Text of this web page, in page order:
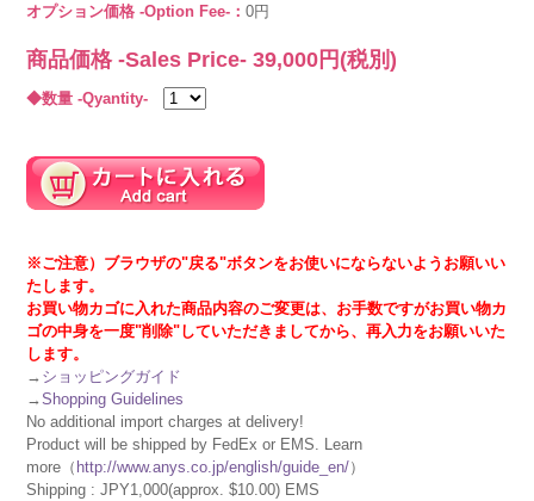
オプション価格 -Option Fee-：0円
商品価格 -Sales Price-39,000 円(税別)
◆数量 -Qyantity-
※ご注意）ブラウザの"戻る"ボタンをお使いにならないようお願いい
たします。
お買い物カゴに入れた商品内容のご変更は、お手数ですがお買い物カ
ゴの中身を一度"削除"していただきましてから、再入力をお願いいた
します。
→ ショッピングガイド
→Shopping Guidelines
No additional import charges at delivery!
Product will be shipped by FedEx or EMS. Learn
more（ http://www.anys.co.jp/english/guide_en/）
Shipping : JPY1,000(approx. $10.00) EMS